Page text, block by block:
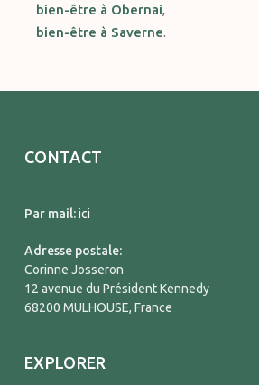
bien-être à Obernai,
bien-être à Saverne.
CONTACT
Par mail:ici
Adresse postale:
Corinne Josseron
12 avenue du Président Kennedy
68200 MULHOUSE, France
EXPLORER